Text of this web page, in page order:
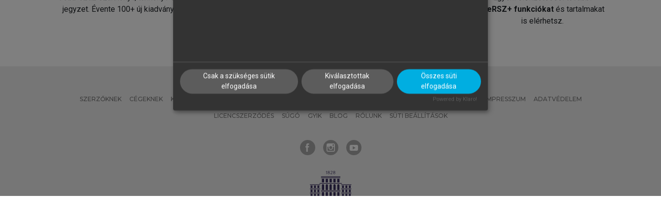
jegyzet. Évente 100+ új kiadvány.
MeRSZ+ funkciókat és tartalmakat
is elérhetsz.
SZERZŐKNEK CÉGEKNEK KÖNYVTÁROSOKNAK MI – ÁLTALÁNOS IRÁNYELVEK IMPRESSZUM ADATVÉDELEM
LICENCSZERZŐDÉS SÚGÓ GYIK BLOG RÓLUNK SÜTI BEÁLLÍTÁSOK
Csak a szükséges sütik
elfogadása
Kiválasztottak
elfogadása
Összes süti
elfogadása
Powered by Klaro!